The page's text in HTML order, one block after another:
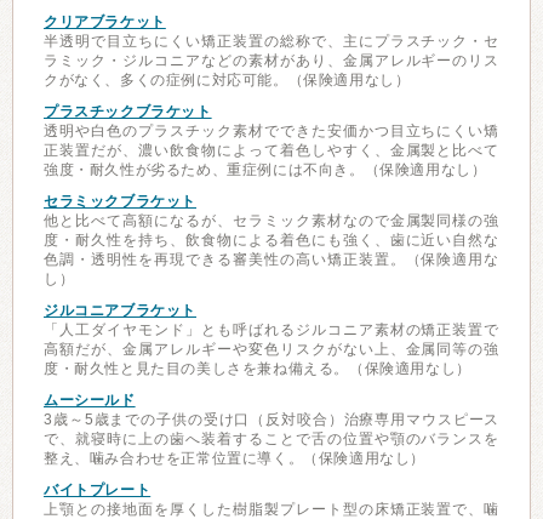
クリアブラケット
半透明で目立ちにくい矯正装置の総称で、主にプラスチック・セ
ラミック・ジルコニアなどの素材があり、金属アレルギーのリス
クがなく、多くの症例に対応可能。（保険適用なし）
プラスチックブラケット
透明や白色のプラスチック素材でできた安価かつ目立ちにくい矯
正装置だが、濃い飲食物によって着色しやすく、金属製と比べて
強度・耐久性が劣るため、重症例には不向き。（保険適用なし）
セラミックブラケット
他と比べて高額になるが、セラミック素材なので金属製同様の強
度・耐久性を持ち、飲食物による着色にも強く、歯に近い自然な
色調・透明性を再現できる審美性の高い矯正装置。（保険適用な
し）
ジルコニアブラケット
「人工ダイヤモンド」とも呼ばれるジルコニア素材の矯正装置で
高額だが、金属アレルギーや変色リスクがない上、金属同等の強
度・耐久性と見た目の美しさを兼ね備える。（保険適用なし）
ムーシールド
3歳～5歳までの子供の受け口（反対咬合）治療専用マウスピース
で、就寝時に上の歯へ装着することで舌の位置や顎のバランスを
整え、噛み合わせを正常位置に導く。（保険適用なし）
バイトプレート
上顎との接地面を厚くした樹脂製プレート型の床矯正装置で、噛